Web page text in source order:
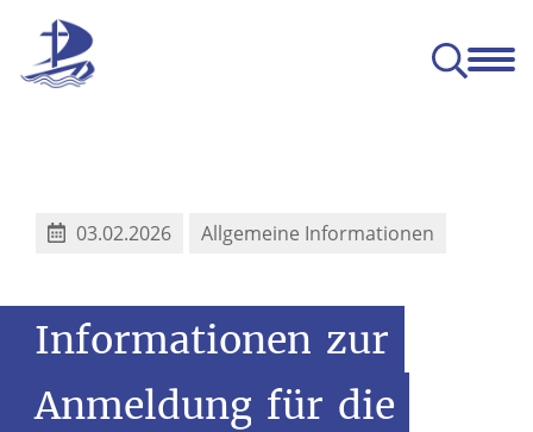
03.02.2026 Allgemeine Informationen
Informationen zur
Anmeldung für die